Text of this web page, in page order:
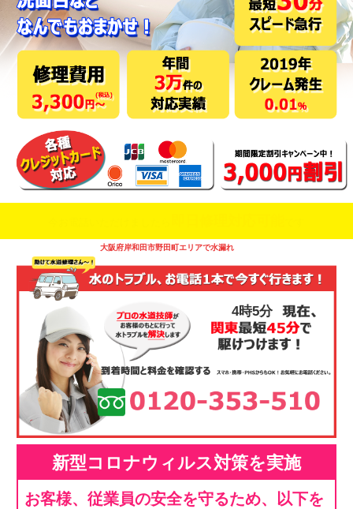
大阪府岸和田市野田町エリアで水漏れ
4時5分
新型コロナウィルス対策を実施
お客様、従業員の安全を守るため、以下を